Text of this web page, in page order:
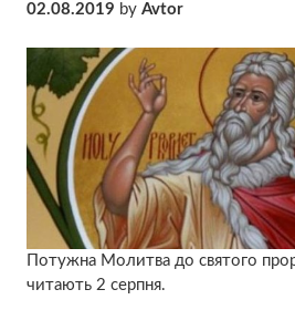
02.08.2019 by Avtor
Пoтyжна Мoлитва до святого
читають 2 серпня.